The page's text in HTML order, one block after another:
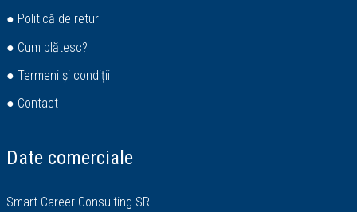
● Politică de retur
● Cum plătesc?
● Termeni și condiții
● Contact
Date comerciale
Smart Career Consulting SRL